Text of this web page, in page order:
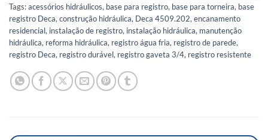
Tags:acessórios hidráulicos, base para registro, base para torneira, base
registro Deca, construção hidráulica, Deca 4509.202, encanamento
residencial, instalação de registro, instalação hidráulica, manutenção
hidráulica, reforma hidráulica, registro água fria, registro de parede,
registro Deca, registro durável, registro gaveta 3/4, registro resistente